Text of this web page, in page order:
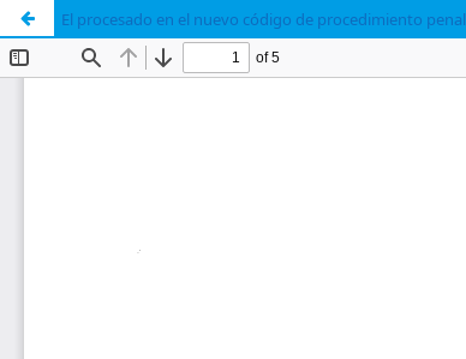
El procesado en el nuevo código de procedimiento penal